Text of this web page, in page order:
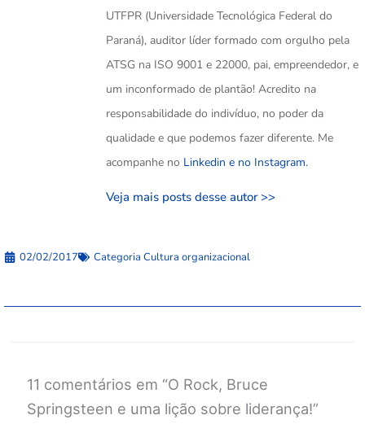
UTFPR (Universidade Tecnológica Federal do
Paraná), auditor líder formado com orgulho pela
ATSG na ISO 9001 e 22000, pai, empreendedor, e
um inconformado de plantão! Acredito na
responsabilidade do indivíduo, no poder da
qualidade e que podemos fazer diferente. Me
acompanhe no Linkedin e no Instagram.
Veja mais posts desse autor >>
02/02/2017 Categoria Cultura organizacional
11 comentários em “O Rock, Bruce
Springsteen e uma lição sobre liderança!”